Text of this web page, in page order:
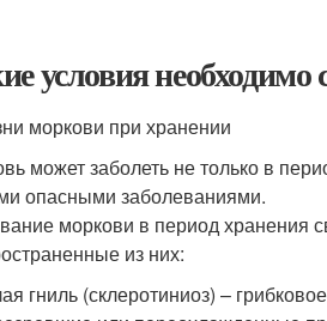
условия необходимо
моркови при хранении
может заболеть не только в
опасными заболеваниями.
моркови в период
из них:
гниль (склеротиниоз) –